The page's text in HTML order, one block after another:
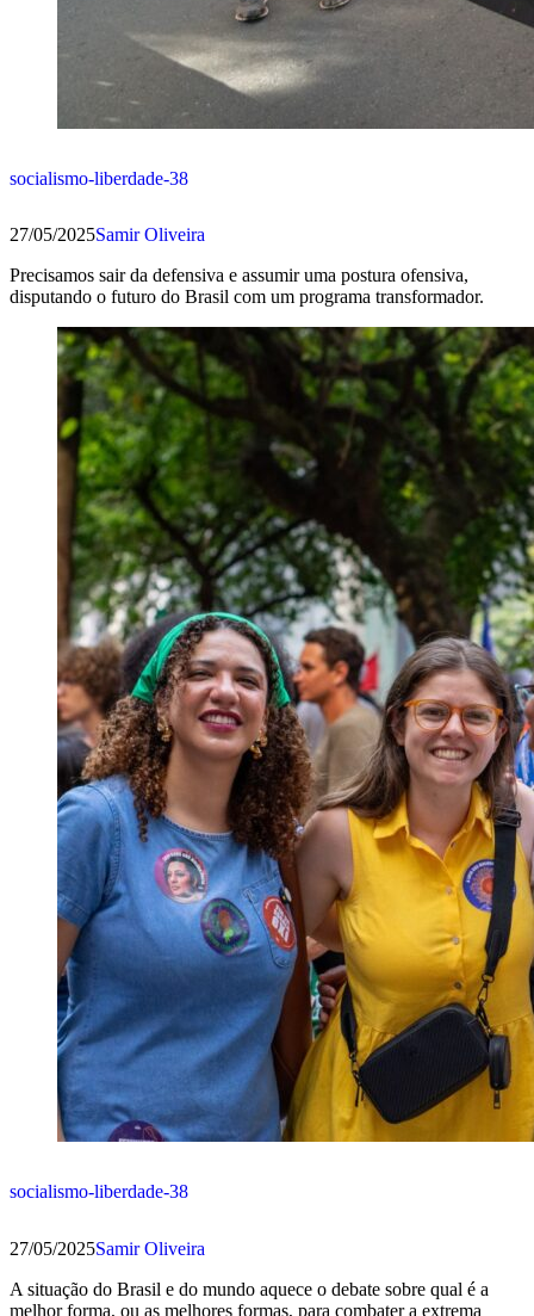
socialismo-liberdade-38
27/05/2025Samir Oliveira
Precisamos sair da defensiva e assumir uma postura ofensiva,
disputando o futuro do Brasil com um programa transformador.
socialismo-liberdade-38
27/05/2025Samir Oliveira
A situação do Brasil e do mundo aquece o debate sobre qual é a
melhor forma, ou as melhores formas, para combater a extrema